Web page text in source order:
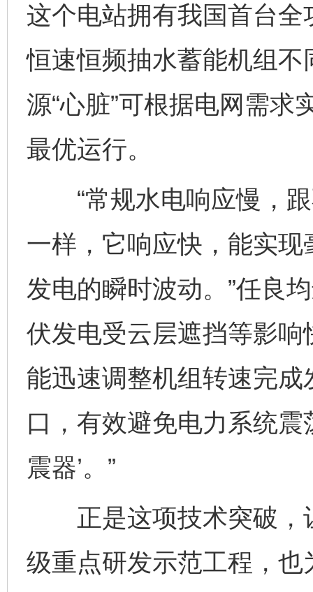
这个电站拥有我国首台
恒速恒频抽水蓄能机组
源“心脏”可根据电网需求
最优运行。
“常规水电响应慢，跟
一样，它响应快，能实
发电的瞬时波动。”任良
伏发电受云层遮挡等影
能迅速调整机组转速完成
口，有效避免电力系统震
震器’。”
正是这项技术突破，
级重点研发示范工程，